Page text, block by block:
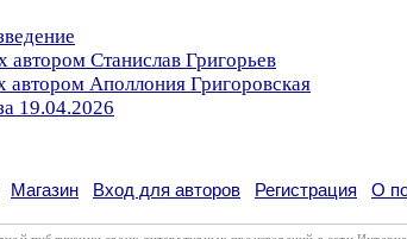
автором Станислав Григорьев
автором Аполлония Григоровская
19.04.2026
Магазин Вход для авторов Регистрация О